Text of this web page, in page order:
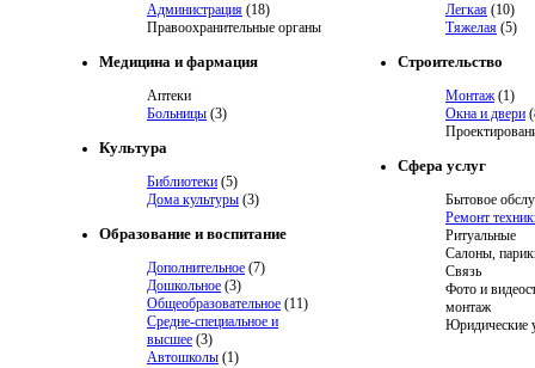
Администрация (18)
Правоохранительные органы
Медицина и фармация
Аптеки
Больницы (3)
Культура
Библиотеки (5)
Дома культуры (3)
Образование и воспитание
Дополнительное (7)
Дошкольное (3)
Общеобразовательное (11)
Средне-специальное и
высшее (3)
Автошколы (1)
Легкая (10)
Тяжелая (5)
Строительство
Монтаж(1)
Окна и двери
Сфера услуг
Бытовое
Ремонт
Ритуальные
Салоны,
Связь
Фото и
монтаж
Юридические